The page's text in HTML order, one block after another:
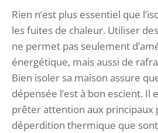
Rien n’est plus essentiel que
les fuites de chaleur. Utiliser
ne permet pas seulement
énergétique, mais aussi de
Bien isoler sa maison assure
dépensée l’est à bon escient. Il
prêter attention aux principaux
déperdition thermique que